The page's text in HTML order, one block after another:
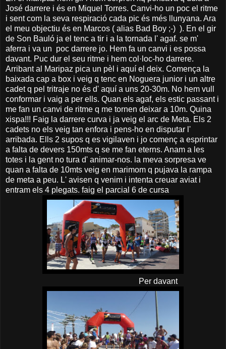
José darrere i és en Miquel Torres. Canvi-ho un poc el ritme
i sent com la seva respiració cada pic és més llunyana. Ara
el meu objectiu és en Marcos ( alias Bad Boy ;-) ). En el gir
de Son Bauló ja el tenc a tir i a la tornada l' agaf. se m'
aferra i va un poc darrere jo. Hem fa un canvi i es possa
davant. Puc dur el seu ritme i hem col·loc-ho darrere.
Arribant al Maripaz pica un pèl i aquí el deix. Comença la
baixada cap a box i veig q tenc en Noguera junior i un altre
cadet q pel tritraje no és d' aquí a uns 20-30m. No hem vull
conformar i vaig a per ells. Quan els agaf, els estic passant i
me fan un canvi de ritme q me tornen deixar a 10m. Quina
xispa!!! Faig la darrere curva i ja veig el arc de Meta. Els 2
cadets no els veig tan enfora i pens-ho en disputar l'
arribada. Ells 2 supos q es vigilaven i jo començ a esprintar
a falta de devers 150mts q se me fan eterns. Anam a les
totes i la gent no tura d' animar-nos. la meva sorpresa ve
quan a falta de 10mts veig en marimom q pujava la rampa
de meta a peu. L' avisen q venim i intenta creuar aviat i
entram els 4 plegats. faig el parcial 6 de cursa
Per davant